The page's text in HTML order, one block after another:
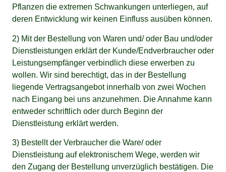
Pflanzen die extremen Schwankungen unterliegen, auf
deren Entwicklung wir keinen Einfluss ausüben können.
2) Mit der Bestellung von Waren und/ oder Bau und/oder
Dienstleistungen erklärt der Kunde/Endverbraucher oder
Leistungsempfänger verbindlich diese erwerben zu
wollen. Wir sind berechtigt, das in der Bestellung
liegende Vertragsangebot innerhalb von zwei Wochen
nach Eingang bei uns anzunehmen. Die Annahme kann
entweder schriftlich oder durch Beginn der
Dienstleistung erklärt werden.
3) Bestellt der Verbraucher die Ware/ oder
Dienstleistung auf elektronischem Wege, werden wir
den Zugang der Bestellung unverzüglich bestätigen. Die